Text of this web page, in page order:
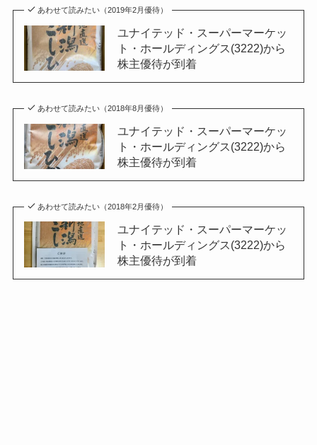
あわせて読みたい（2019年2月優待）
ユナイテッド・スーパーマーケッ
ト・ホールディングス(3222)から
株主優待が到着
あわせて読みたい（2018年8月優待）
ユナイテッド・スーパーマーケッ
ト・ホールディングス(3222)から
株主優待が到着
あわせて読みたい（2018年2月優待）
ユナイテッド・スーパーマーケッ
ト・ホールディングス(3222)から
株主優待が到着